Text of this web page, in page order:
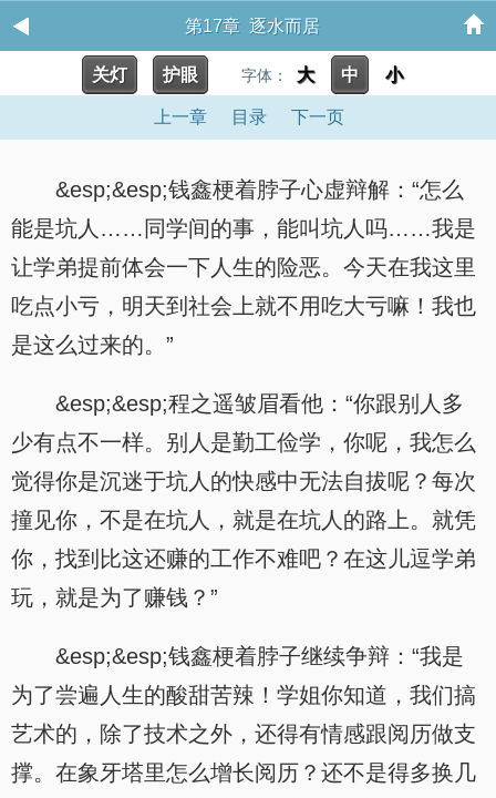
第17章 逐水而居
关灯 护眼 字体： 大 中 小
上一章 目录 下一页
&esp;&esp;钱鑫梗着脖子心虚辩解：“怎么
能是坑人……同学间的事，能叫坑人吗……我是
让学弟提前体会一下人生的险恶。今天在我这里
吃点小亏，明天到社会上就不用吃大亏嘛！我也
是这么过来的。”
&esp;&esp;程之遥皱眉看他：“你跟别人多
少有点不一样。别人是勤工俭学，你呢，我怎么
觉得你是沉迷于坑人的快感中无法自拔呢？每次
撞见你，不是在坑人，就是在坑人的路上。就凭
你，找到比这还赚的工作不难吧？在这儿逗学弟
玩，就是为了赚钱？”
&esp;&esp;钱鑫梗着脖子继续争辩：“我是
为了尝遍人生的酸甜苦辣！学姐你知道，我们搞
艺术的，除了技术之外，还得有情感跟阅历做支
撑。在象牙塔里怎么增长阅历？还不是得多换几